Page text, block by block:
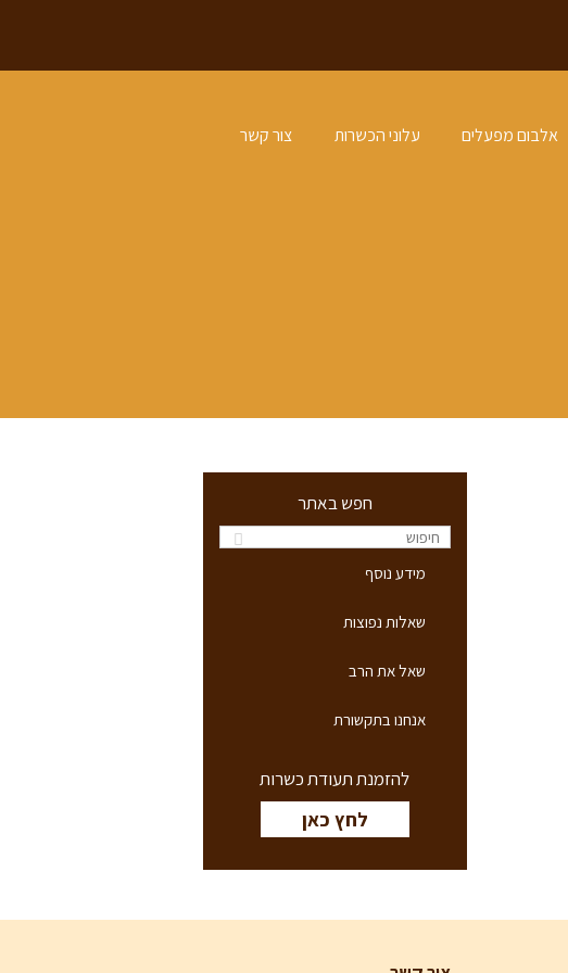
אלבום מפעלים עלוני הכשרות צור קשר
חפש באתר
מידע נוסף
שאלות נפוצות
שאל את הרב
אנחנו בתקשורת
להזמנת תעודת כשרות
לחץ כאן